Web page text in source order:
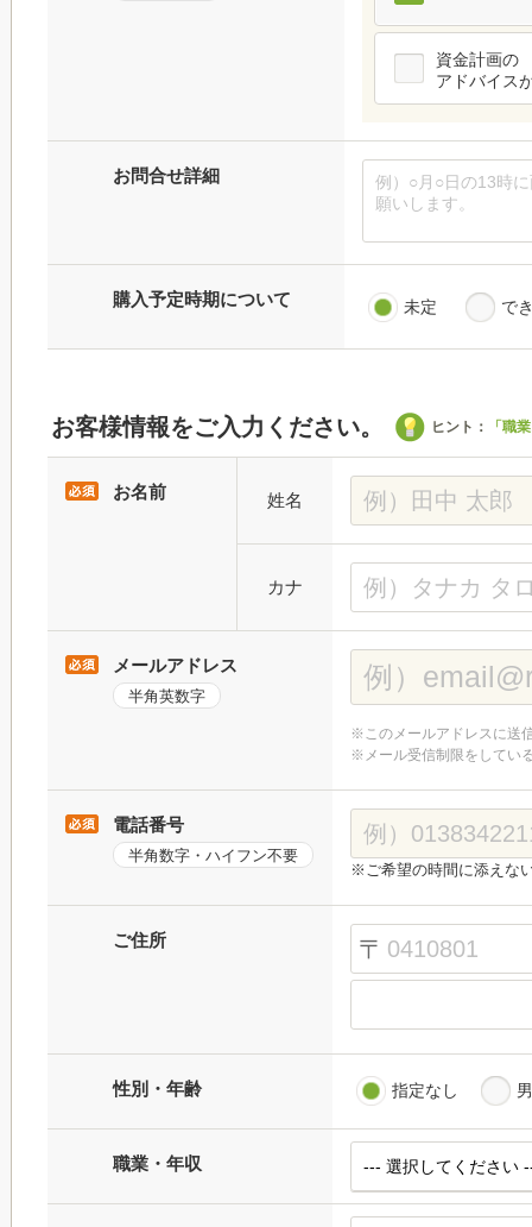
資金計画の
アドバイス
お問合せ詳細
購入予定時期について 未定 で
お客様情報をご入力ください。 ヒント： 「職
お名前 姓名
カナ
メールアドレス
半角英数字
※このメールアドレスに送
※メール受信制限をしてい
電話番号
半角数字・ハイフン不要
※ご希望の時間に添えな
ご住所 〒
性別・年齢 指定なし
職業・年収